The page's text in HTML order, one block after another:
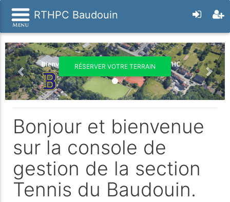
RTHPC Baudouin
RÉSERVER VOTRE TERRAIN
Previous
Bonjour et bienvenue
sur la console de
gestion de la section
Tennis du Baudouin.